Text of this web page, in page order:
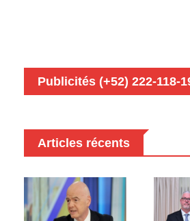
Publicités (+52) 222-118-
Articles récents